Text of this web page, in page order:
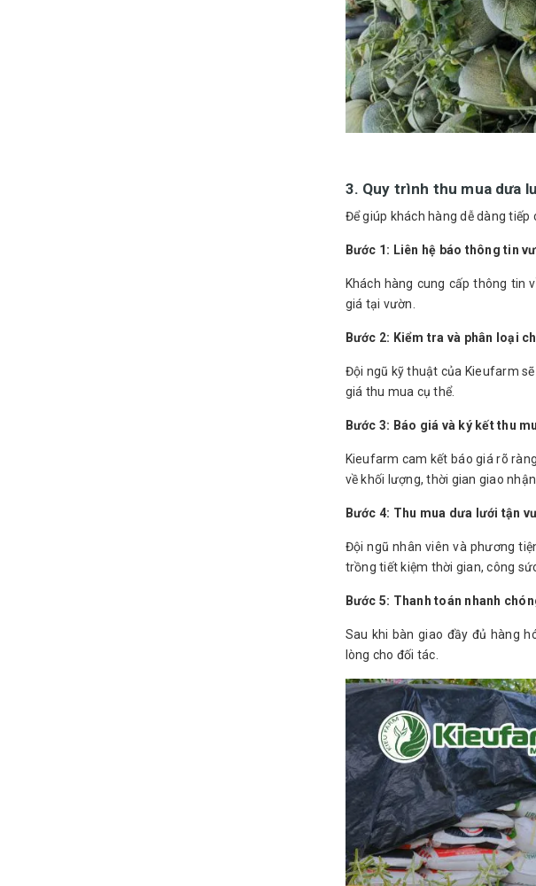
3. Quy trình thu mua dưa
Để giúp khách hàng dễ dàng
Bước 1: Liên hệ báo thông tin
Khách hàng cung cấp thông tin
giá tại vườn.
Bước 2: Kiểm tra và phân loại
Đội ngũ kỹ thuật của Kieufarm
giá thu mua cụ thể.
Bước 3: Báo giá và ký kết thu
Kieufarm cam kết báo giá rõ
về khối lượng, thời gian giao
Bước 4: Thu mua dưa lưới tận
Đội ngũ nhân viên và phương
trồng tiết kiệm thời gian, công
Bước 5: Thanh toán nhanh
Sau khi bàn giao đầy đủ hàng
lòng cho đối tác.